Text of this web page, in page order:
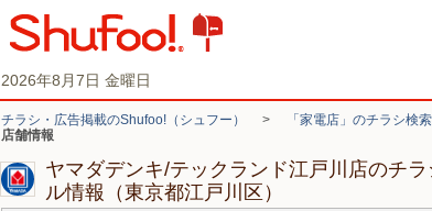
2026年8月7日 金曜日
チラシ・広告掲載のShufoo!（シュフー） > 「家電店」のチラシ検
店舗情報
ヤマダデンキ/テックランド江戸川店のチ
ル情報（東京都江戸川区）